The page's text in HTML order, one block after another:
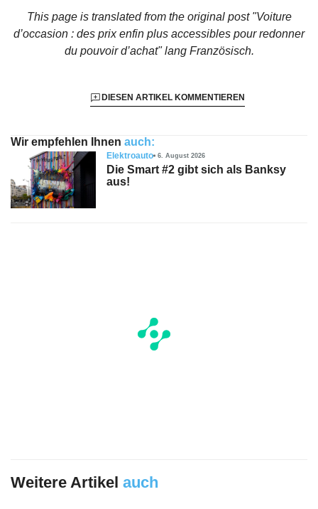
This page is translated from the original post "Voiture
d’occasion : des prix enfin plus accessibles pour redonner
du pouvoir d’achat"lang Französisch.
DIESEN ARTIKEL KOMMENTIEREN
Wir empfehlen Ihnen auch:
Elektroauto 6. August 2026
Die Smart #2 gibt sich als Banksy
aus!
Weitere Artikel auch